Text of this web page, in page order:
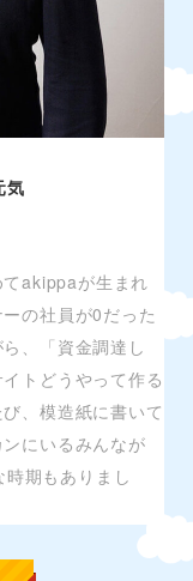
気
akippaが生まれ
の社員が0だった
、「資金調達し
トどうやって作る
、模造紙に書いて
にいるみんなが
期もありまし